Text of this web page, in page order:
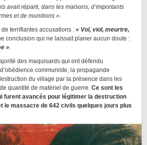
avait réparti, dans les maisons, d’importants
et de munitions ».
terrifiantes accusations : « Vol, viol, meurtre,
conclusion qui ne laissait planer aucun doute :
».
des maquisards qui ont défendu
communiste, la propagande
du village par la présence dans les
quantité de matériel de guerre. Ce sont les
furent avancés pour légitimer la destruction
le massacre de 642 civils quelques jours plus